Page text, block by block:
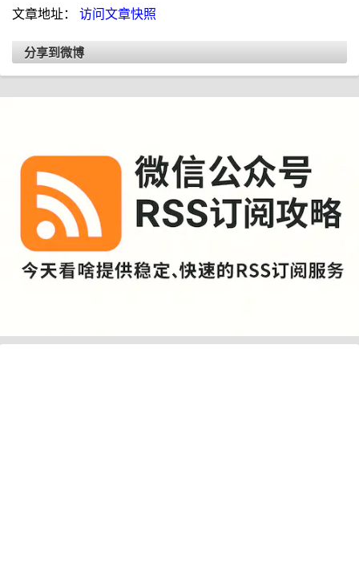
文章地址： 访问文章快照
分享到微博